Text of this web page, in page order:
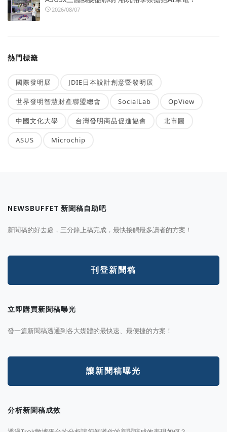
2026/08/07
熱門標籤
國際發明展 JDIE日本設計創意暨發明展
世界發明智慧財產聯盟總會 SocialLab OpView
中國文化大學 台灣發明商品促進協會 北市圖
ASUS Microchip
NEWSBUFFET 新聞稿自助吧
新聞稿的好去處，三分鐘上稿完成，最快接觸最多讀者的方案！
刊登新聞稿
立即購買新聞稿曝光
發一篇新聞稿透通到各大媒體的最快速、最便捷的方案！
讓新聞稿曝光
分析新聞稿成效